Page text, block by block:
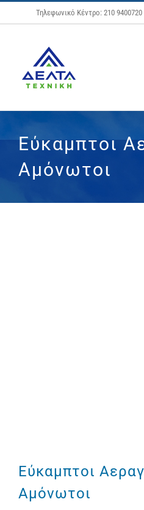
Μετάβαση
στο
Τηλεφωνικό Κέντρο: 210 9400720
Εύκαμπτοι
Αμόνωτοι
Εύκαμπτοι
Αμόνωτοι